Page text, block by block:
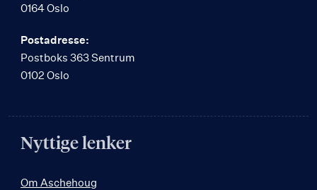
0164 Oslo
Postadresse:
Postboks 363 Sentrum
0102 Oslo
Nyttige lenker
Om Aschehoug